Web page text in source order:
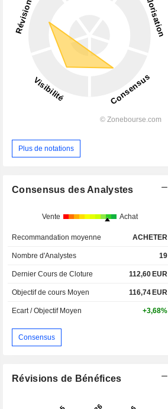
objectif
/ dr
+4,12%
+4,12%
+8,73%
Plus de notations
Consensus des Analystes
Vente Achat
Recommandation moyenne ACHETER
Nombre d'Analystes 19
Dernier Cours de Cloture 112,60 EUR
Objectif de cours Moyen 116,74 EUR
Ecart / Objectif Moyen +3,68%
Consensus
Révisions de Bénéfices